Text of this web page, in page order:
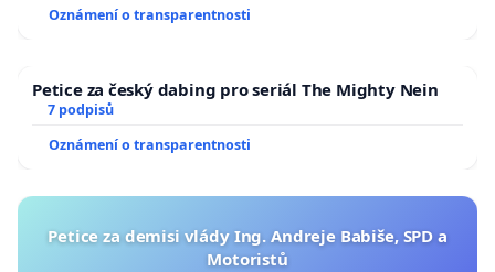
Oznámení o transparentnosti
Petice za český dabing pro seriál The Mighty Nein
7 podpisů
Oznámení o transparentnosti
Petice za demisi vlády Ing. Andreje Babiše, SPD a
Motoristů